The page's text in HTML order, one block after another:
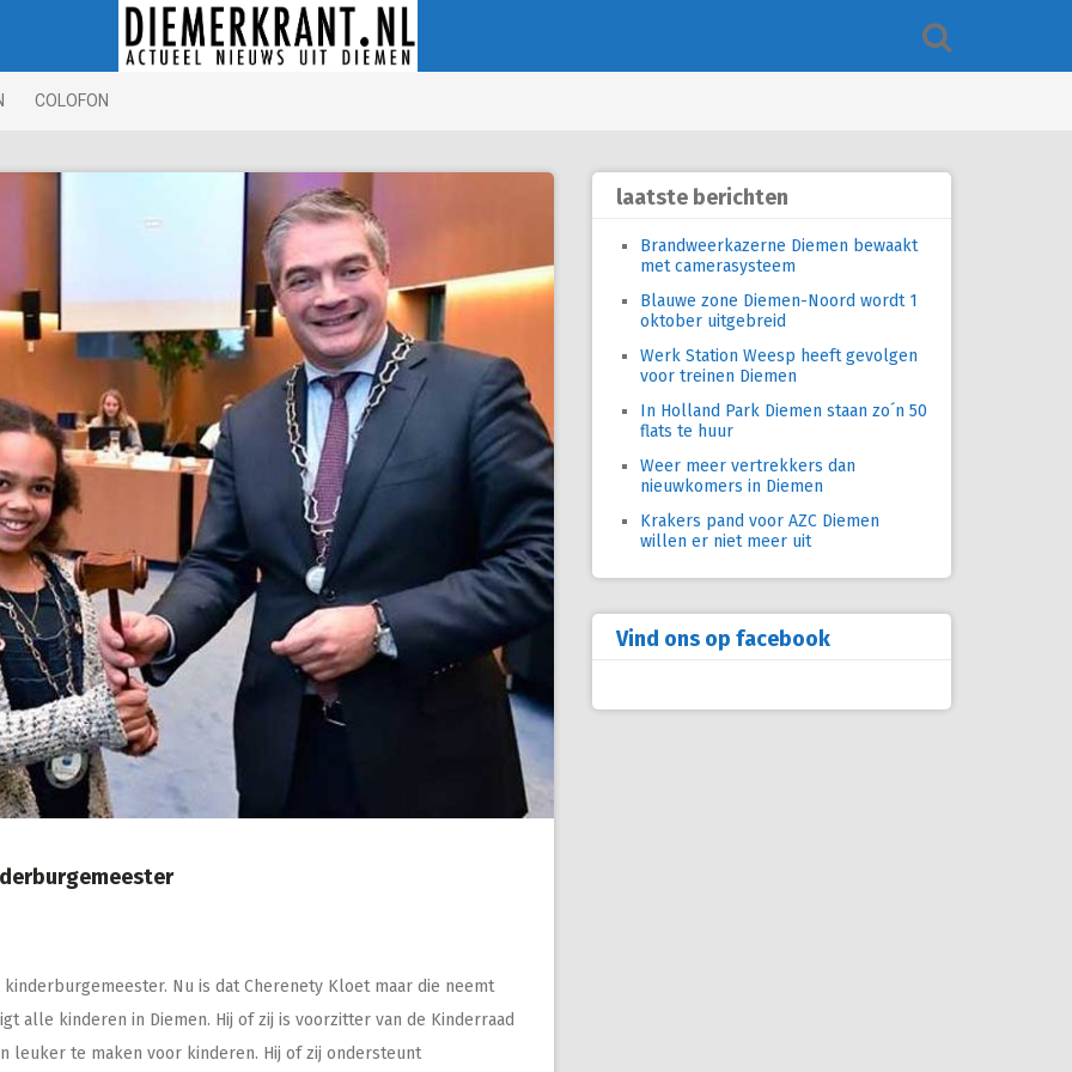
COLOFON
Nu is dat Cherenety Kloet maar die neemt
alle kinderen in Diemen. Hij of zij is voorzitter van de Kinderraad
leuker te maken voor kinderen. Hij of zij ondersteunt
laatste berichten
Brandweerkazerne Diemen bewaakt
met camerasysteem
Blauwe zone Diemen-Noord wordt 1
oktober uitgebreid
Werk Station Weesp heeft gevolgen
voor treinen Diemen
In Holland Park Diemen staan zo´n 50
flats te huur
Weer meer vertrekkers dan
nieuwkomers in Diemen
Krakers pand voor AZC Diemen
willen er niet meer uit
Vind ons op facebook